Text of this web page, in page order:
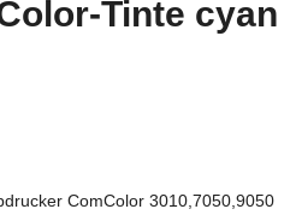
Tinte cyan
ComColor 3010,7050,9050